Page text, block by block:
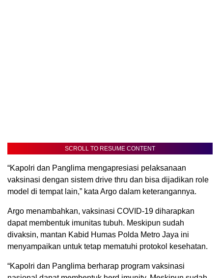
SCROLL TO RESUME CONTENT
“Kapolri dan Panglima mengapresiasi pelaksanaan
vaksinasi dengan sistem drive thru dan bisa dijadikan role
model di tempat lain,” kata Argo dalam keterangannya.
Argo menambahkan, vaksinasi COVID-19 diharapkan
dapat membentuk imunitas tubuh. Meskipun sudah
divaksin, mantan Kabid Humas Polda Metro Jaya ini
menyampaikan untuk tetap mematuhi protokol kesehatan.
“Kapolri dan Panglima berharap program vaksinasi